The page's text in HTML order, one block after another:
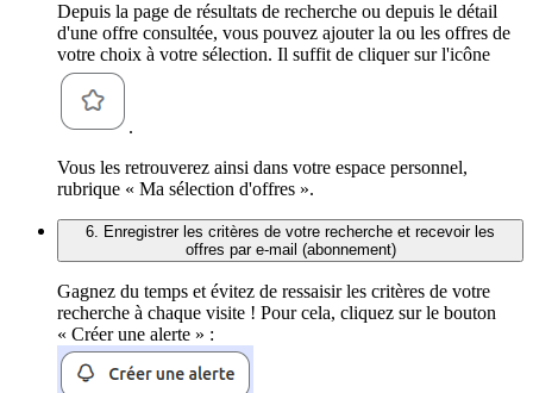
Depuis la page de résultats de recherche ou depuis le détail
d'une offre consultée, vous pouvez ajouter la ou les offres de
votre choix à votre sélection. Il suffit de cliquer sur l'icône
.
Vous les retrouverez ainsi dans votre espace personnel,
rubrique « Ma sélection d'offres ».
6. Enregistrer les critères de votre recherche et recevoir les
offres par e-mail (abonnement)
Gagnez du temps et évitez de ressaisir les critères de votre
recherche à chaque visite ! Pour cela, cliquez sur le bouton
« Créer une alerte » :